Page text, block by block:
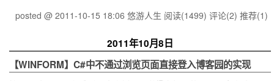
posted @ 2011-10-15 18:06 悠游人生 阅读(1499) 评论(2) 推荐(1)
2011年10月8日
【WINFORM】C#中不通过浏览页面直接登入博客园的实现